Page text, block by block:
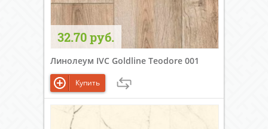
32.70 руб.
Линолеум IVC Goldline Teodore 001
Купить